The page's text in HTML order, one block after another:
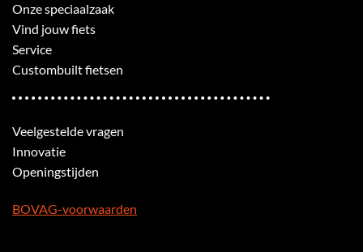
Onze speciaalzaak
Vind jouw fiets
Service
Custombuilt fietsen
Veelgestelde vragen
Innovatie
Openingstijden
BOVAG-voorwaarden